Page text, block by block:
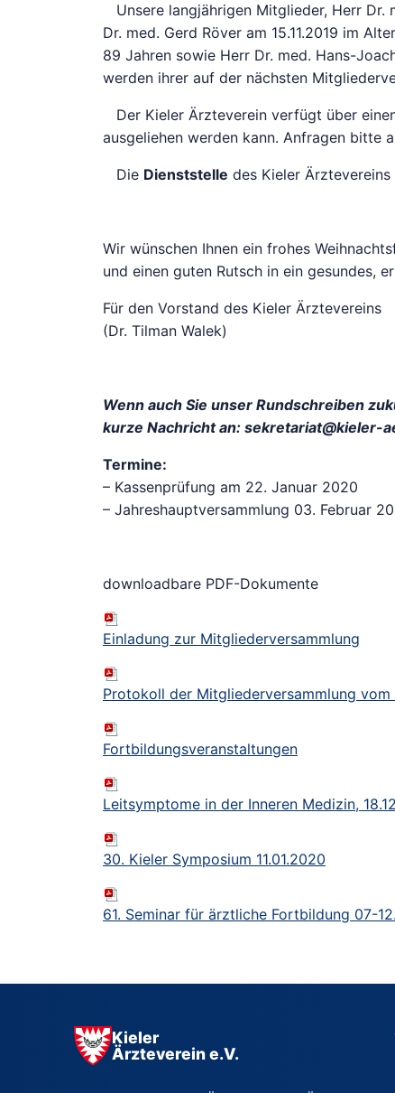
Unsere langjährigen Mitglieder, Herr Dr.
Dr. med. Gerd Röver am 15.11.2019 im
89 Jahren sowie Herr Dr. med. Hans-
werden ihrer auf der nächsten
Der Kieler Ärzteverein verfügt über
ausgeliehen werden kann. Anfragen bitte
Die Dienststelle des Kieler
Wir wünschen Ihnen ein frohes
und einen guten Rutsch in ein gesundes,
Für den Vorstand des Kieler Ärztevereins
(Dr. Tilman Walek)
Wenn auch Sie unser Rundschreiben
kurze Nachricht an: sekretariat@kieler-
Termine:
– Kassenprüfung am 22. Januar 2020
– Jahreshauptversammlung 03. Februar
downloadbare PDF-Dokumente
Einladung zur Mitgliederversammlung
Protokoll der Mitgliederversammlung vom
Fortbildungsveranstaltungen
Leitsymptome in der Inneren Medizin,
30. Kieler Symposium 11.01.2020
61. Seminar für ärztliche Fortbildung 07-
Kieler
Ärzteverein e.V.